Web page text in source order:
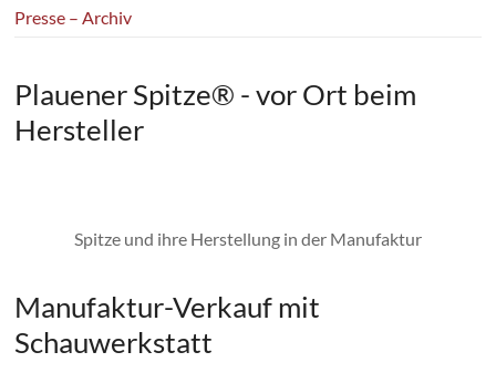
Presse – Archiv
Plauener Spitze® - vor Ort beim
Hersteller
Spitze und ihre Herstellung in der Manufaktur
Manufaktur-Verkauf mit
Schauwerkstatt